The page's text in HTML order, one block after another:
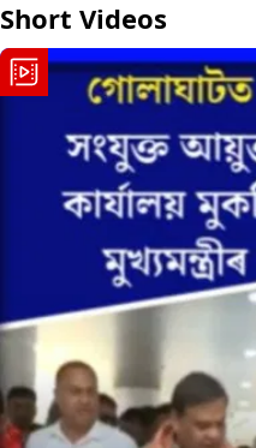
Short Videos